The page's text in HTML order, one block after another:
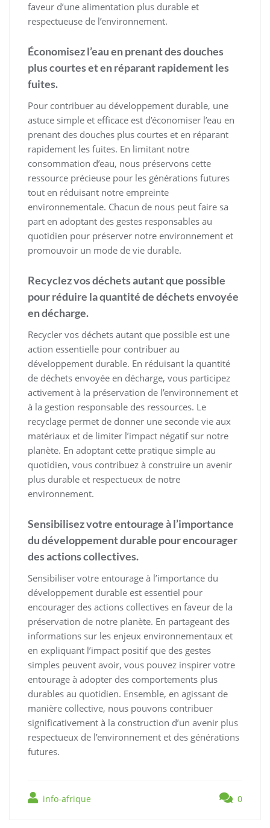
faveur d’une alimentation plus durable et
respectueuse de l’environnement.
Économisez l’eau en prenant des douches
plus courtes et en réparant rapidement les
fuites.
Pour contribuer au développement durable, une
astuce simple et efficace est d’économiser l’eau en
prenant des douches plus courtes et en réparant
rapidement les fuites. En limitant notre
consommation d’eau, nous préservons cette
ressource précieuse pour les générations futures
tout en réduisant notre empreinte
environnementale. Chacun de nous peut faire sa
part en adoptant des gestes responsables au
quotidien pour préserver notre environnement et
promouvoir un mode de vie durable.
Recyclez vos déchets autant que possible
pour réduire la quantité de déchets envoyée
en décharge.
Recycler vos déchets autant que possible est une
action essentielle pour contribuer au
développement durable. En réduisant la quantité
de déchets envoyée en décharge, vous participez
activement à la préservation de l’environnement et
à la gestion responsable des ressources. Le
recyclage permet de donner une seconde vie aux
matériaux et de limiter l’impact négatif sur notre
planète. En adoptant cette pratique simple au
quotidien, vous contribuez à construire un avenir
plus durable et respectueux de notre
environnement.
Sensibilisez votre entourage à l’importance
du développement durable pour encourager
des actions collectives.
Sensibiliser votre entourage à l’importance du
développement durable est essentiel pour
encourager des actions collectives en faveur de la
préservation de notre planète. En partageant des
informations sur les enjeux environnementaux et
en expliquant l’impact positif que des gestes
simples peuvent avoir, vous pouvez inspirer votre
entourage à adopter des comportements plus
durables au quotidien. Ensemble, en agissant de
manière collective, nous pouvons contribuer
significativement à la construction d’un avenir plus
respectueux de l’environnement et des générations
futures.
info-afrique 0